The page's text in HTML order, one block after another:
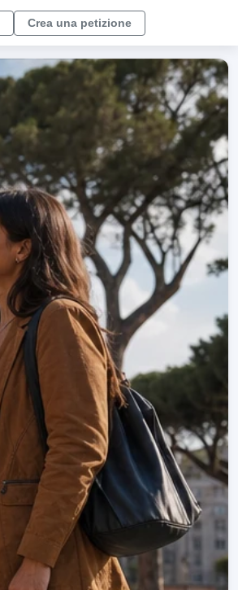
Crea una petizione